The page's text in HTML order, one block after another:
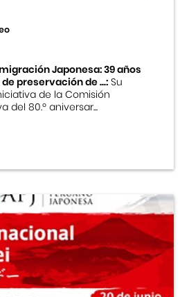
Japonesa: 39 años
preservación de ...:Su
de la Comisión
del 80.º aniversar...